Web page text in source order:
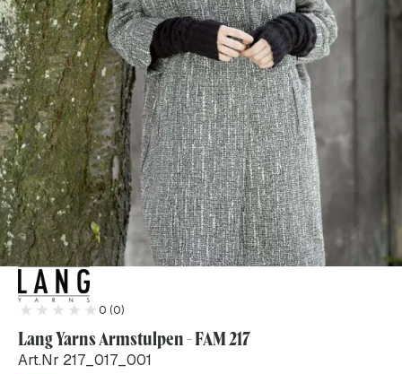
0 (0)
Lang Yarns Armstulpen - FAM 217
Art.Nr 217_017_001